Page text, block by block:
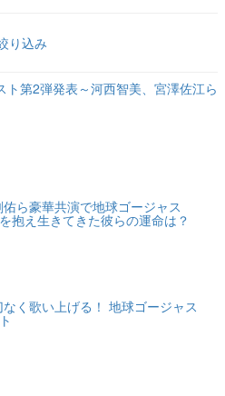
り込み
ト第2弾発表～河西智美、宮澤佐江ら
ら豪華共演で地球ゴージャス
抱え生きてきた彼らの運命は？
く歌い上げる！ 地球ゴージャス